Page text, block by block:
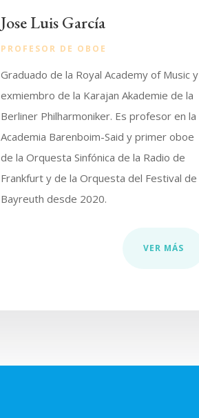
Jose Luis García
PROFESOR DE OBOE
Graduado de la Royal Academy of Music y
exmiembro de la Karajan Akademie de la
Berliner Philharmoniker. Es profesor en la
Academia Barenboim-Said y primer oboe
de la Orquesta Sinfónica de la Radio de
Frankfurt y de la Orquesta del Festival de
Bayreuth desde 2020.
VER MÁS